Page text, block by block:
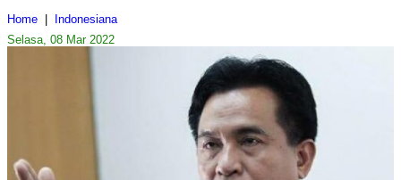
Home
Indonesiana
Selasa, 08 Mar 2022